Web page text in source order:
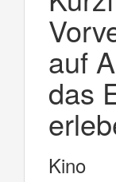
auf
das
Kino